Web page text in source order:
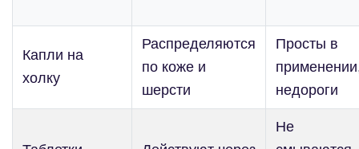
Капли на
холку
Распределяются
по коже и
шерсти
Просты в
недороги
Не